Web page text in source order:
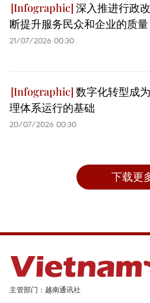
深入推进行政
断提升服务民众和企业的质量
21/07/2026 00:30
数字化转型成
理体系运行的基础
20/07/2026 00:30
下载更
主管部门：越南通讯社